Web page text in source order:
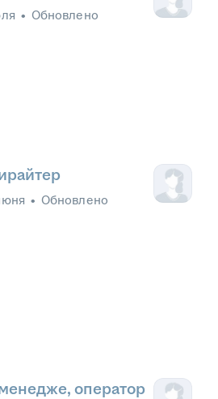
• Обновлено
• Обновлено
оператор